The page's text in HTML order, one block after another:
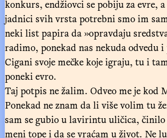
konkurs, endžiovci se pobiju za evre,
jadnici svih vrsta potrebni smo im
neki list papira da »opravdaju
radimo, ponekad nas nekuda odvedu
Cigani svoje mečke koje igraju, tu i
poneki evro.
Taj potpis ne žalim. Odveo me je kod
Ponekad ne znam da li više volim tu
sam se gubio u lavirintu uličica, činilo
meni tope i da se vraćam u život. Ne